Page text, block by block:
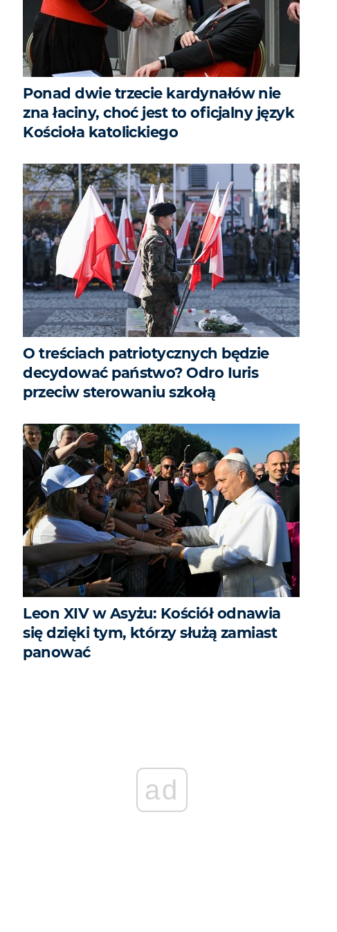
Ponad dwie trzecie kardynałów nie
zna łaciny, choć jest to oficjalny język
Kościoła katolickiego
O treściach patriotycznych będzie
decydować państwo? Odro Iuris
przeciw sterowaniu szkołą
Leon XIV w Asyżu: Kościół odnawia
się dzięki tym, którzy służą zamiast
panować
ad